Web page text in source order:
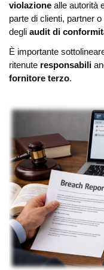
violazione alle autorità
parte di clienti, partner
degli audit di
È importante
ritenute responsabili
fornitore terzo.